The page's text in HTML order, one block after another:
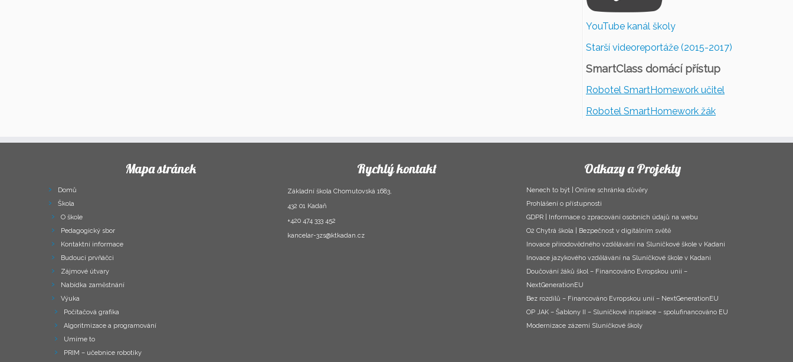
YouTube kanál školy
Starší videoreportáže (2015-2017)
SmartClass domácí přístup
Robotel SmartHomework učitel
Robotel SmartHomework žák
Mapa stránek
Domů
Škola
O škole
Pedagogický sbor
Kontaktní informace
Budoucí prvňáčci
Zájmové útvary
Nabídka zaměstnání
Výuka
Počítačová grafika
Algoritmizace a programování
Umíme to
PRIM – učebnice robotiky
Rychlý kontakt
Základní škola Chomutovská 1683,
432 01 Kadaň
+420 474 333 452
kancelar-3zs@ktkadan.cz
Odkazy a Projekty
Nenech to být | Online schránka důvěry
Prohlášení o přístupnosti
GDPR | Informace o zpracování osobních údajů na webu
O2 Chytrá škola | Bezpečnost v digitálním světě
Inovace přírodovědného vzdělávání na Sluníčkové škole v Kadani
Inovace jazykového vzdělávání na Sluníčkové škole v Kadani
Doučování žáků škol – Financováno Evropskou unií –
NextGenerationEU
Bez rozdílů – Financováno Evropskou unií – NextGenerationEU
OP JAK – Šablony II – Sluníčkové inspirace – spolufinancováno EU
Modernizace zázemí Sluníčkové školy